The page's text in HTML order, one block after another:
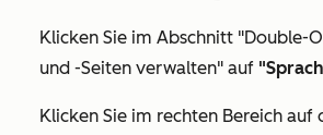
Klicken Sie im Abschnitt "Double-
und -Seiten verwalten" auf
Klicken Sie im rechten Bereich auf